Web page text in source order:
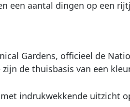
een aantal dingen op een
Gardens, officieel de
de thuisbasis van een
indrukwekkende uitzicht